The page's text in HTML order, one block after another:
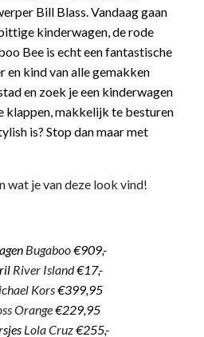
Bill Blass. Vandaag gaan
kinderwagen, de rode
Bee is echt een fantastische
en kind van alle gemakken
en zoek je een kinderwagen
klappen, makkelijk te besturen
is? Stop dan maar met
wat je van deze look vind!
Bugaboo€909,-
River Island€17,-
Kors€399,95
Orange€229,95
Lola Cruz€255,-